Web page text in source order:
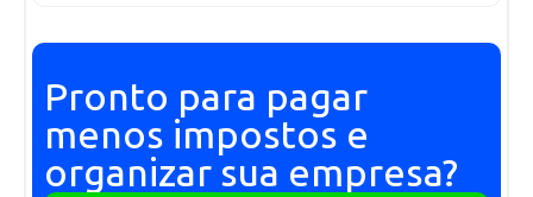
Pronto para pagar
menos impostos e
organizar sua empresa?